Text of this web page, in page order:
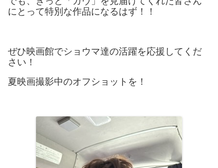
にとって特別な作品になるはず！！
ぜひ映画館でショウマ達の活躍を応援してくだ
さい！
夏映画撮影中のオフショットを！